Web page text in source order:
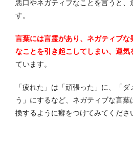
悪口やネガティブなことを言うと、
す。
言葉には言霊があり、ネガティブ
なことを引き起こしてしまい、運気
ています。
「疲れた」は「頑張った」に、「
う」にするなど、ネガティブな言
換するように癖をつけてみてくださ